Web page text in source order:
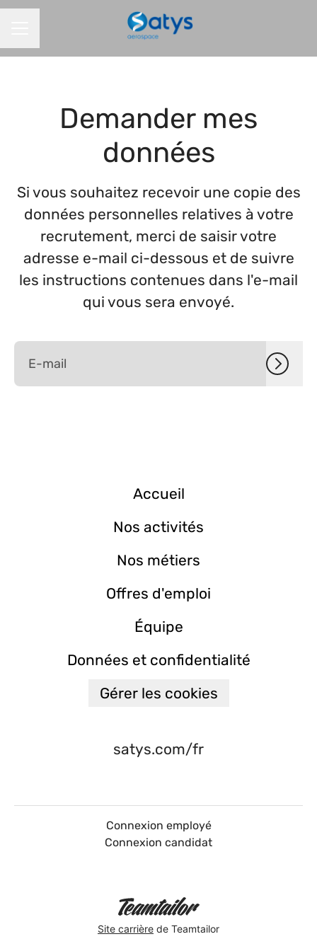
Demander mes
données
Si vous souhaitez recevoir une copie des
données personnelles relatives à votre
recrutement, merci de saisir votre
adresse e-mail ci-dessous et de suivre
les instructions contenues dans l'e-mail
qui vous sera envoyé.
Accueil
Nos activités
Nos métiers
Offres d'emploi
Équipe
Données et confidentialité
Gérer les cookies
satys.com/fr
Connexion employé
Connexion candidat
Site carrière de Teamtailor